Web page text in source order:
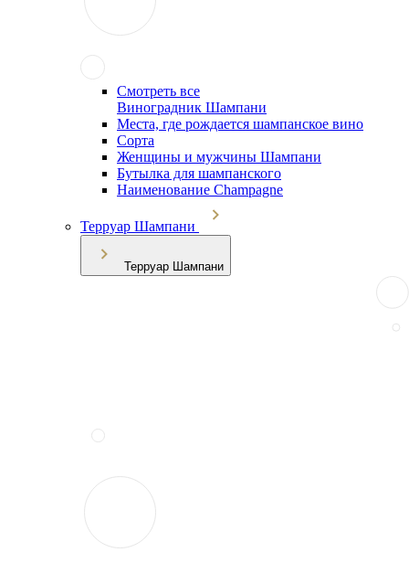
Смотреть все
Виноградник Шампани
Места, где рождается шампанское вино
Сорта
Женщины и мужчины Шампани
Бутылка для шампанского
Наименование Champagne
Терруар Шампани
Терруар Шампани